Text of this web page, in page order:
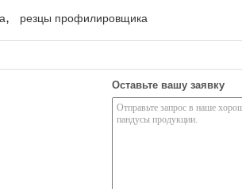
, резцы профилировщика
Оставьте вашу заявку